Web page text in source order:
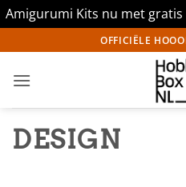
Amigurumi Kits nu met
naar
inhoud
OFFICIËLE
DESIGN